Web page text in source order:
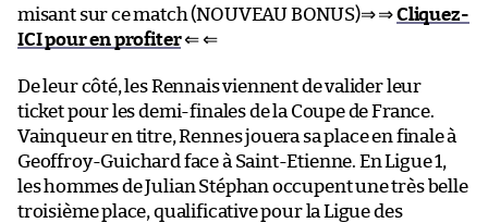
misant sur ce match (NOUVEAU BONUS)⇒ ⇒Cliquez-
ICI pour en profiter⇐ ⇐
De leur côté, les Rennais viennent de valider leur
ticket pour les demi-finales de la Coupe de France.
Vainqueur en titre, Rennes jouera sa place en finale à
Geoffroy-Guichard face à Saint-Etienne. En Ligue 1,
les hommes de Julian Stéphan occupent une très belle
troisième place, qualificative pour la Ligue des